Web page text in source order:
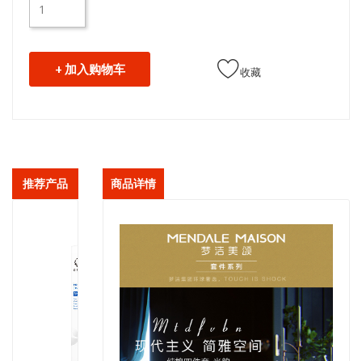
+ 加入购物车 收藏
推荐产品 商品详情